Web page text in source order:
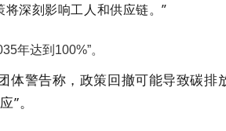
将深刻影响工人和供应链。”
年达到100%”。
体警告称，政策回撤可能导致碳排
。